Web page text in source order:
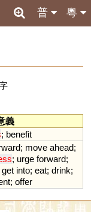
粵
普
義
; benefit
; move ahead;
; urge forward;
get into; eat; drink;
; offer